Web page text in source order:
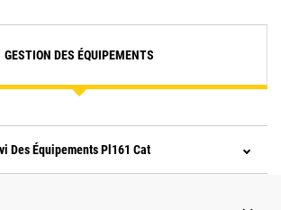
GESTION DES ÉQUIPEMENTS
Des Équipements Pl161 Cat